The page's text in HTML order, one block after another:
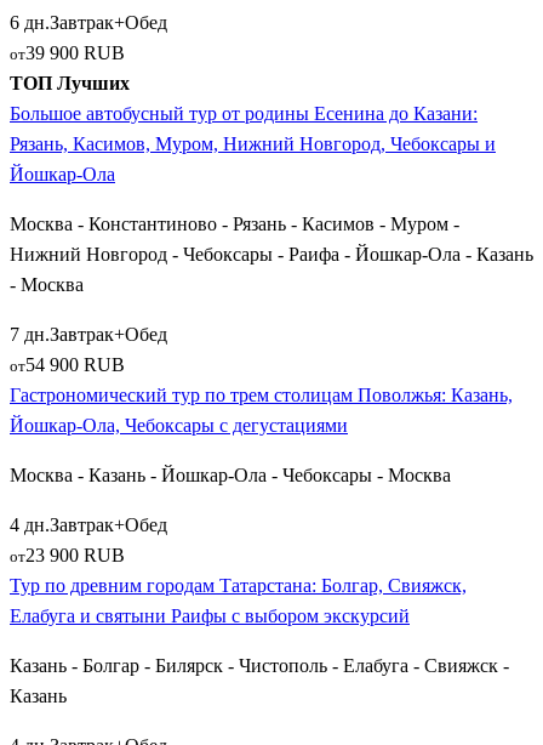
расширенные путевки длительностью от 5 до 7 дней,
открываются сокровища Средней и Нижней Волги.
Маршруты ведут в Симбирск — современный
раскинувшийся на берегах Куйбышевского водохранилища.
Город привлекает огромным кварталом-музеем под открытым
небом, воссоздающим облик провинциального города XIX
пути к нему группы часто посещают столицу Мордовии —
аккуратный и современный
Саранск , славящийся своими
Великолепным продолжением гранд-тура становится
Самару, чтобы прогуляться по самой длинной набережной в
России, попробовать знаменитое Жигулевское и спуститься в
засекреченный Бункер Сталина. Экскурсионный цикл
грандиозным техническим музеем Сахарова под открытым
небом и старинную купеческую
единственным сохранившимся каменным кремлем на
территории Самарской области и фирменным тортом
Как выбрать и забронировать тур в Казань
6 дн.Завтрак+Обед
от39 900 RUB
ТОП Лучших
Большое автобусный тур от родины Есенина до Казани:
Рязань, Касимов, Муром, Нижний Новгород, Чебоксары и
Йошкар-Ола
Москва - Константиново - Рязань - Касимов - Муром -
Нижний Новгород - Чебоксары - Раифа - Йошкар-Ола - Казань
- Москва
7 дн.Завтрак+Обед
от54 900 RUB
Гастрономический тур по трем столицам Поволжья: Казань,
Йошкар-Ола, Чебоксары с дегустациями
Москва - Казань - Йошкар-Ола - Чебоксары - Москва
4 дн.Завтрак+Обед
от23 900 RUB
Тур по древним городам Татарстана: Болгар, Свияжск,
Елабуга и святыни Раифы с выбором экскурсий
Казань - Болгар - Билярск - Чистополь - Елабуга - Свияжск -
Казань